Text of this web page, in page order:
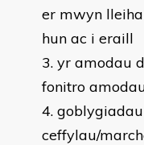
er mwyn
hun ac i eraill
yr amodau
fonitro
ceffylau/